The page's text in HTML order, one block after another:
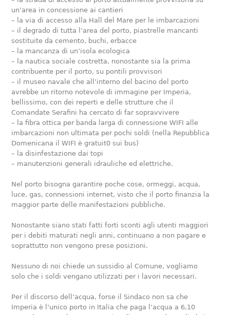
un’area in concessione ai cantieri
– la via di accesso alla Hall del Mare per le imbarcazioni
– il degrado di tutta l’area del porto, piastrelle mancanti
sostituite da cemento, buchi, erbacce
– la mancanza di un’isola ecologica
– la nautica sociale costretta, nonostante sia la prima
contribuente per il porto, su pontili provvisori
– il museo navale che all’interno del bacino del porto
avrebbe un ritorno notevole di immagine per Imperia,
bellissimo, con dei reperti e delle strutture che il
Comandate Serafini ha cercato di far sopravvivere
– la fibra ottica per banda larga di connessione WIFI alle
imbarcazioni non ultimata per pochi soldi (nella Repubblica
Domenicana il WIFI è gratuit0 sui bus)
– la disinfestazione dai topi
– manutenzioni generali idrauliche ed elettriche.
Nel porto bisogna garantire poche cose, ormeggi, acqua,
luce, gas, connessioni internet, visto che il porto finanzia la
maggior parte delle manifestazioni pubbliche.
Nonostante siano stati fatti forti sconti agli utenti maggiori
per i debiti maturati negli anni, continuano a non pagare e
soprattutto non vengono prese posizioni.
Nessuno di noi chiede un sussidio al Comune, vogliamo
solo che i soldi vengano utilizzati per i lavori necessari.
Per il discorso dell’acqua, forse il Sindaco non sa che
Imperia è l’unico porto in Italia che paga l’acqua a 6,10